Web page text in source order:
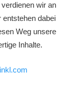
wir an
entstehen dabei
Weg unsere
Inhalte.